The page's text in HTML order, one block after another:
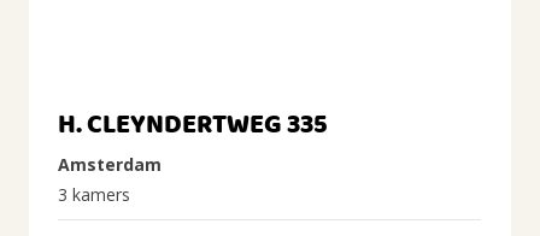
H. CLEYNDERTWEG 335
Amsterdam
3 kamers